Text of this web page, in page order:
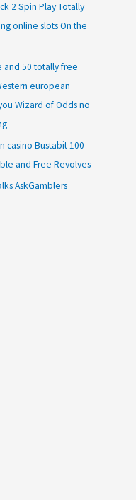
2 Spin Play Totally
online slots On the
and 50 totally free
european
Wizard of Odds no
casino Bustabit 100
and Free Revolves
AskGamblers